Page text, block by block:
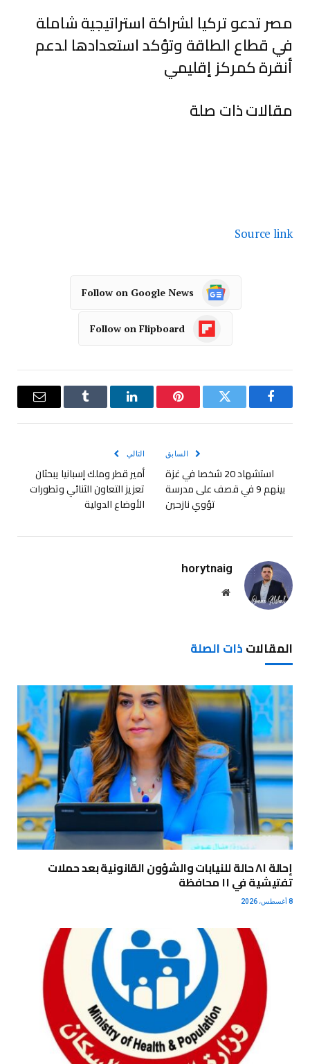
مصر تدعو تركيا لشراكة استراتيجية شاملة
في قطاع الطاقة وتؤكد استعدادها لدعم
أنقرة كمركز إقليمي
مقالات ذات صلة
Source link
Follow on Google News
Follow on Flipboard
فيسبوك تويتر بينتيريستلينكدإن Tumblr
البريد
السابق
استشهاد 20 شخصا في غزة
بينهم 9 في قصف على مدرسة
تؤوي نازحين
التالي
أمير قطر وملك إسبانيا يبحثان
تعزيز التعاون الثنائي وتطورات
الأوضاع الدولية
horytnaig
موقع
المقالاتذات الصلة
إحالة ٨١ حالة للنيابات والشؤون القانونية بعد حملات
تفتيشية في ١١ محافظة
8 أغسطس، 2026